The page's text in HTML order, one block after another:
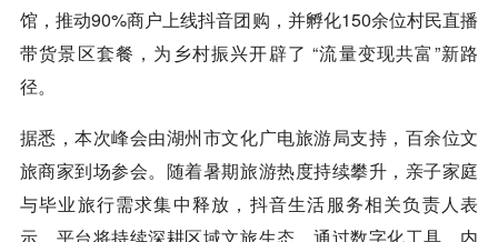
馆，推动90%商户上线抖音团购，并孵化150余位村民直播
带货景区套餐，为乡村振兴开辟了 “流量变现共富”新路
径。
据悉，本次峰会由湖州市文化广电旅游局支持，百余位文
旅商家到场参会。随着暑期旅游热度持续攀升，亲子家庭
与毕业旅行需求集中释放，抖音生活服务相关负责人表
示，平台将持续深耕区域文旅生态，通过数字化工具、内